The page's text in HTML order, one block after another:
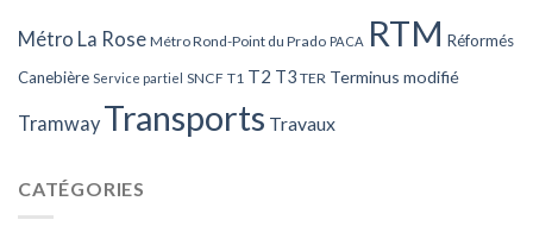
Métro La Rose Métro Rond-Point du Prado PACA RTM Réformés
Canebière Service partiel SNCF T1 T2 T3 TER Terminus modifié
Tramway Transports Travaux
CATÉGORIES